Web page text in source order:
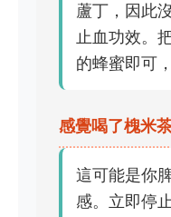
蘆丁，因此
止血功效。
的蜂蜜即可
感覺喝了槐米
這可能是你
感。立即停